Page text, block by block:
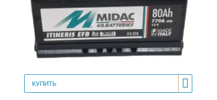
КУПИТЬ